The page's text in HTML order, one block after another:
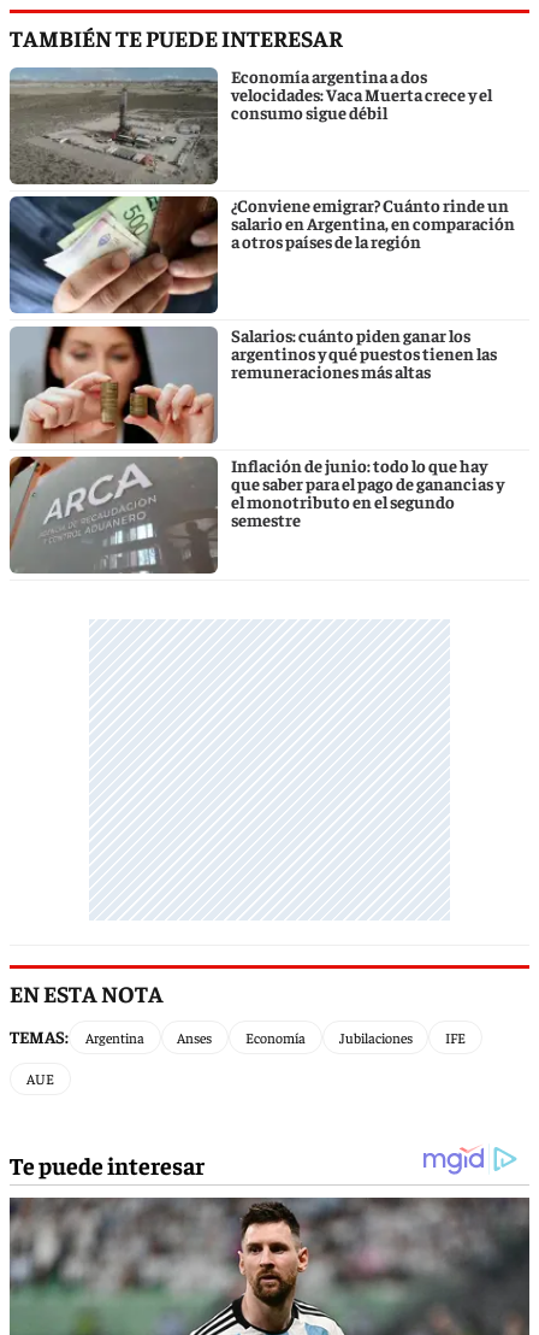
TAMBIÉN TE PUEDE INTERESAR
Economía argentina a dos
velocidades: Vaca Muerta crece y el
consumo sigue débil
¿Conviene emigrar? Cuánto rinde un
salario en Argentina, en comparación
a otros países de la región
Salarios: cuánto piden ganar los
argentinos y qué puestos tienen las
remuneraciones más altas
Inflación de junio: todo lo que hay
que saber para el pago de ganancias y
el monotributo en el segundo
semestre
EN ESTA NOTA
TEMAS: Argentina Anses Economía Jubilaciones IFE
AUE